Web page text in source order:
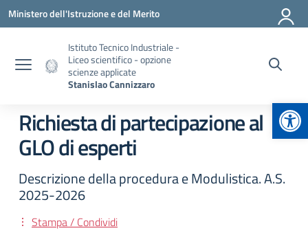
Vai ai contenuti
Vai al menu di navigazione
Vai al footer
Ministero dell'Istruzione e del Merito
Istituto Tecnico Industriale -
Liceo scientifico - opzione
scienze applicate
Stanislao Cannizzaro
Richiesta di partecipazione al
GLO di esperti
Descrizione della procedura e Modulistica. A.S.
2025-2026
Stampa / Condividi